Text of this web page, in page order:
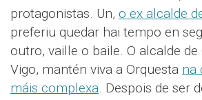
protagonistas. Un, o ex alcalde
preferiu quedar hai tempo en
outro, vaille o baile. O alcalde de
Vigo, mantén viva a Orquesta na
máis complexa. Despois de ser